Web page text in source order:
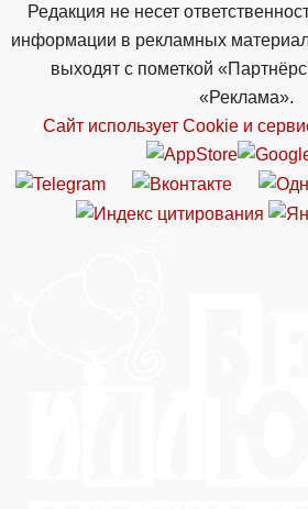
Редакция не несет
информации в рекламных
выходят с пометкой
«Реклама».
Сайт использует Cookie и